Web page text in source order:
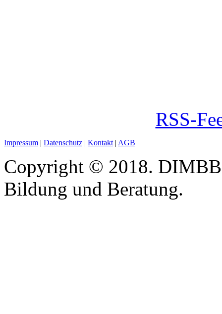
RSS-
Impressum | Datenschutz | Kontakt | AGB
Copyright © 2018.
Bildung und Beratung.